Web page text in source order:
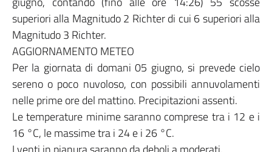
superiori alla Magnitudo 2 Richter di cui 6 superiori alla
Magnitudo 3 Richter.
AGGIORNAMENTO METEO
Per la giornata di domani 05 giugno, si prevede cielo
sereno o poco nuvoloso, con possibili annuvolamenti
nelle prime ore del mattino. Precipitazioni assenti.
Le temperature minime saranno comprese tra i 12 e i
16 °C, le massime tra i 24 e i 26 °C.